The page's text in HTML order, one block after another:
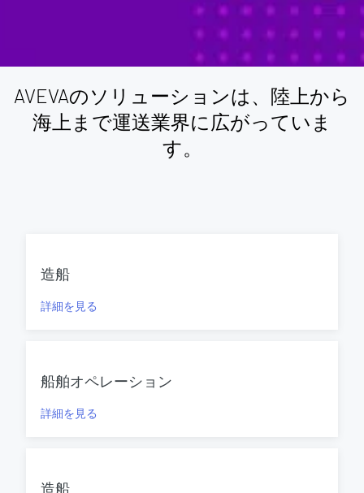
AVEVAのソリューションは、陸上から
海上まで運送業界に広がっていま
す。
造船
詳細を見る
船舶オペレーション
詳細を見る
造船